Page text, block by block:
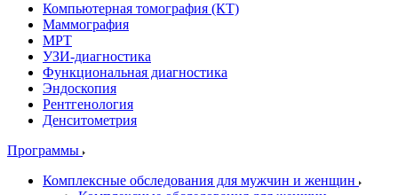
Компьютерная томография (КТ)
Маммография
МРТ
УЗИ-диагностика
Функциональная диагностика
Эндоскопия
Рентгенология
Денситометрия
Программы
Комплексные обследования для мужчин и женщин